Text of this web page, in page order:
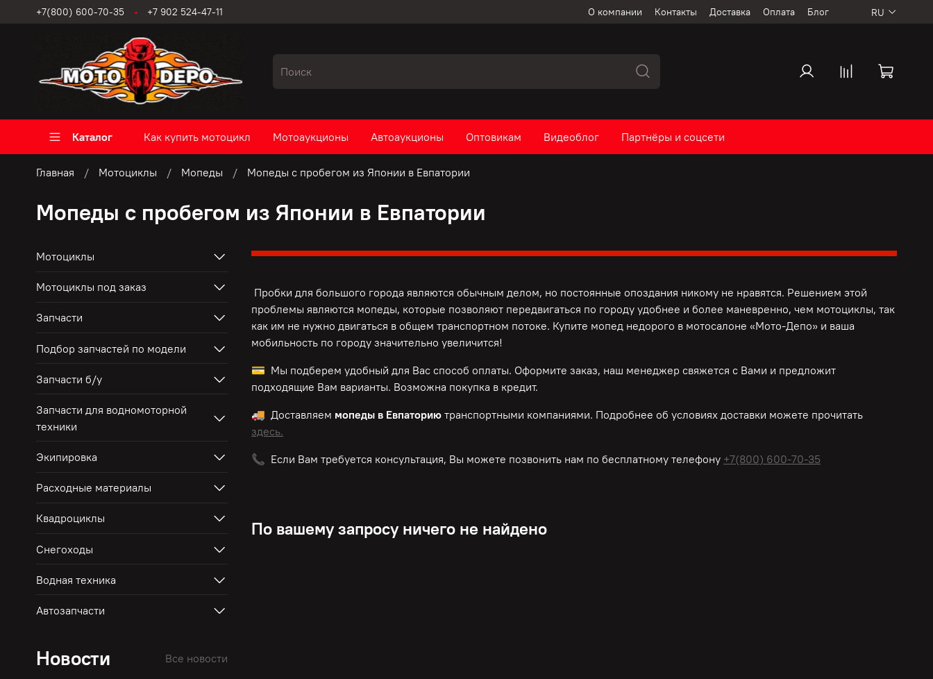
О компании Контакты Доставка Оплата Блог
+7(800) 600-70-35 +7 902 524-47-11 RU
Каталог Как купить мотоцикл Мотоаукционы Автоаукционы Оптовикам Видеоблог Партнёры и соцсети
Главная Мотоциклы Мопеды Мопеды с пробегом из Японии в Евпатории
Мопеды с пробегом из Японии в Евпатории
Пробки для большого города являются обычным делом, но постоянные опоздания никому не нравятся. Решением этой
проблемы являются мопеды, которые позволяют передвигаться по городу удобнее и более маневренно, чем мотоциклы, так
как им не нужно двигаться в общем транспортном потоке. Купите мопед недорого в мотосалоне «Мото-Депо» и ваша
мобильность по городу значительно увеличится!
💳 Мы подберем удобный для Вас способ оплаты. Оформите заказ, наш менеджер свяжется с Вами и предложит
подходящие Вам варианты. Возможна покупка в кредит.
🚚 Доставляем мопеды в Евпаториютранспортными компаниями. Подробнее об условиях доставки можете прочитать
здесь.
📞 Если Вам требуется консультация, Вы можете позвонить нам по бесплатномутелефону +7(800) 600-70-35
По вашему запросу ничего не найдено
Мотоциклы
Мотоциклы под заказ
Запчасти
Подбор запчастей по модели
Запчасти б/у
Запчасти для водномоторной
техники
Экипировка
Расходные материалы
Квадроциклы
Снегоходы
Водная техника
Автозапчасти
Новости Все новости